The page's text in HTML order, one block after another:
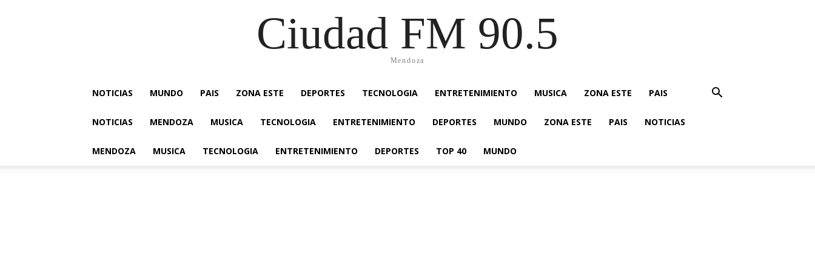
Ciudad FM 90.5
Mendoza
NOTICIAS MUNDO PAIS ZONA ESTE DEPORTES TECNOLOGIA ENTRETENIMIENTO MUSICA ZONA ESTE PAIS
NOTICIAS MENDOZA MUSICA TECNOLOGIA ENTRETENIMIENTO DEPORTES MUNDO ZONA ESTE PAIS NOTICIAS
MENDOZA MUSICA TECNOLOGIA ENTRETENIMIENTO DEPORTES TOP 40 MUNDO